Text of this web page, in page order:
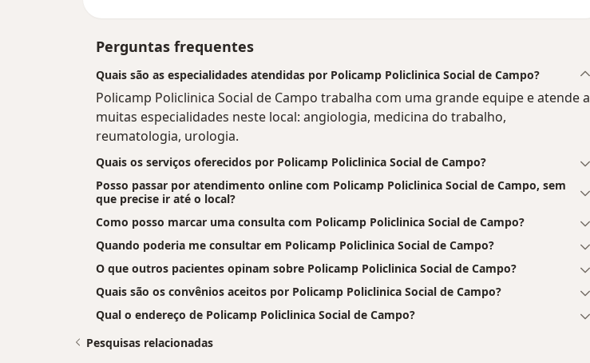
Perguntas frequentes
Quais são as especialidades atendidas por Policamp Policlinica Social de Campo?
Policamp Policlinica Social de Campo trabalha com uma grande equipe e atende a
muitas especialidades neste local: angiologia, medicina do trabalho,
reumatologia, urologia.
Quais os serviços oferecidos por Policamp Policlinica Social de Campo?
Posso passar por atendimento online com Policamp Policlinica Social de Campo, sem
que precise ir até o local?
Como posso marcar uma consulta com Policamp Policlinica Social de Campo?
Quando poderia me consultar em Policamp Policlinica Social de Campo?
O que outros pacientes opinam sobre Policamp Policlinica Social de Campo?
Quais são os convênios aceitos por Policamp Policlinica Social de Campo?
Qual o endereço de Policamp Policlinica Social de Campo?
Pesquisas relacionadas